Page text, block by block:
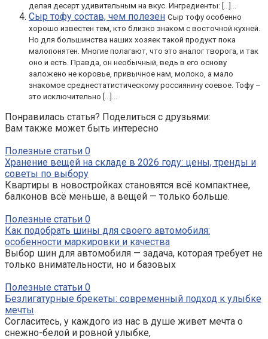
делая десерт удивительным на вкус. Ингредиенты: […]...
Сыр тофу состав, чем полезен Сыр тофу особенно
хорошо известен тем, кто близко знаком с восточной кухней.
Но для большинства наших хозяек такой продукт пока
малопонятен. Многие полагают, что это аналог творога, и так
оно и есть. Правда, он необычный, ведь в его основу
заложено не коровье, привычное нам, молоко, а мало
знакомое среднестатистическому россиянину соевое. Тофу –
это исключительно […]...
Понравилась статья? Поделиться с друзьями:
Вам также может быть интересно
Полезные статьи 0
Хранение вещей на складе в 2026 году: цены, тренды и
советы по выбору
Квартиры в новостройках становятся всё компактнее,
балконов всё меньше, а вещей — только больше.
Полезные статьи 0
Как подобрать шины для своего автомобиля:
особенности маркировки и качества
Выбор шин для автомобиля — задача, которая требует не
только внимательности, но и базовых
Полезные статьи 0
Безлигатурные брекеты: современный подход к улыбке
мечты
Согласитесь, у каждого из нас в душе живет мечта о
снежно-белой и ровной улыбке,